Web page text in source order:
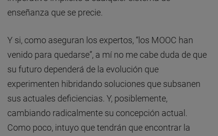
enseñanza que se precie.
Y si, como aseguran los expertos, “los MOOC han
venido para quedarse”, a mí no me cabe duda de que
su futuro dependerá de la evolución que
experimenten hibridando soluciones que subsanen
sus actuales deficiencias. Y, posiblemente,
cambiando radicalmente su concepción actual.
Como poco, intuyo que tendrán que encontrar la